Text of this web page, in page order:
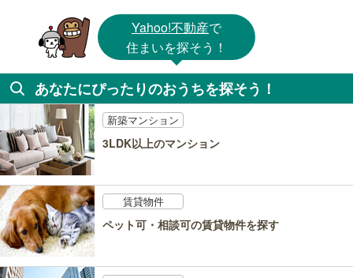
Yahoo!不動産で
住まいを探そう！
あなたにぴったりのおうちを探そう！
新築マンション
3LDK以上のマンション
賃貸物件
ペット可・相談可の賃貸物件を探す